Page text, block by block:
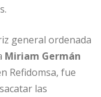
general ordenada
Miriam Germán
Refidomsa, fue
las